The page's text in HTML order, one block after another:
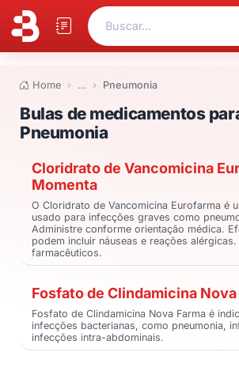
Buscar...
Home … Pneumonia
Bulas de
Bulas de medicamentos
Pneumonia
Cloridrato de Vancomicina
Momenta
O Cloridrato de Vancomicina Eurofarma é
usado para infecções graves como
Administre conforme orientação médica.
podem incluir náuseas e reações
farmacêuticos.
Fosfato de Clindamicina Nova
Fosfato de Clindamicina Nova Farma é
infecções bacterianas, como pneumonia,
infecções intra-abdominais.